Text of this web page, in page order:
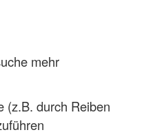
mehr
(z.B. durch Reiben